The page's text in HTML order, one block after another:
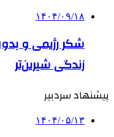
۱۴۰۴/۰۹/۱۸
شکر رژیمی و
زندگی شیرین‌تر
پیشنهاد سردبیر
۱۴۰۴/۰۵/۱۳